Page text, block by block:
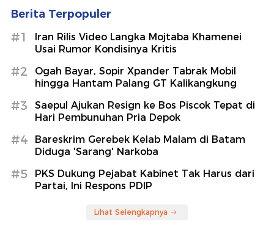
Berita Terpopuler
#1
Iran Rilis Video Langka Mojtaba Khamenei
Usai Rumor Kondisinya Kritis
#2
Ogah Bayar, Sopir Xpander Tabrak Mobil
hingga Hantam Palang GT Kalikangkung
#3
Saepul Ajukan Resign ke Bos Piscok Tepat di
Hari Pembunuhan Pria Depok
#4
Bareskrim Gerebek Kelab Malam di Batam
Diduga 'Sarang' Narkoba
#5
PKS Dukung Pejabat Kabinet Tak Harus dari
Partai, Ini Respons PDIP
Lihat Selengkapnya